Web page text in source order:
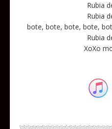
Rubia
Rubia
bote, bote, bote, bote,
Rubia
XoXo